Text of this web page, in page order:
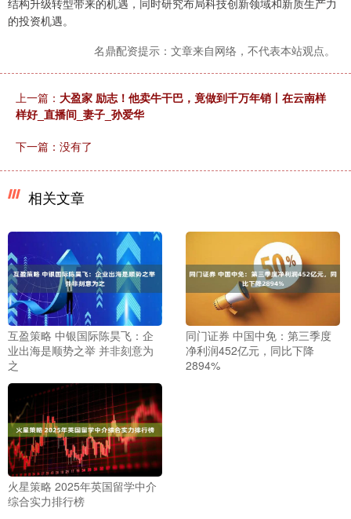
结构升级转型带来的机遇，同时研究布局科技创新领域和新质生产力
的投资机遇。
名鼎配资提示：文章来自网络，不代表本站观点。
上一篇： 大盈家 励志！他卖牛干巴，竟做到千万年销丨在云南样
样好_直播间_妻子_孙爱华
下一篇：没有了
相关文章
互盈策略 中银国际陈昊飞：企
业出海是顺势之举 并非刻意为
之
同门证券 中国中免：第三季度
净利润452亿元，同比下降
2894%
火星策略 2025年英国留学中介
综合实力排行榜